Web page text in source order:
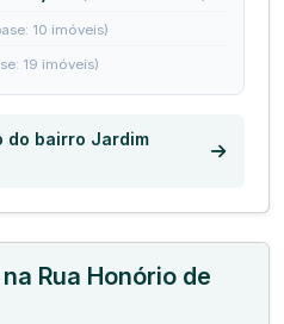
10 imóveis)
19 imóveis)
do bairro Jardim
Rua Honório de